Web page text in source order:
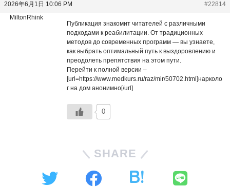
2026年6月1日 10:06 PM
#22814
MiltonRhink
Публикация знакомит читателей с различными
подходами к реабилитации. От традиционных
методов до современных программ — вы узнаете,
как выбрать оптимальный путь к выздоровлению и
преодолеть препятствия на этом пути.
Перейти к полной версии –
[url=https://www.medkurs.ru/raz/mir/50702.html]нарколо
г на дом анонимно[/url]
0
SHARE